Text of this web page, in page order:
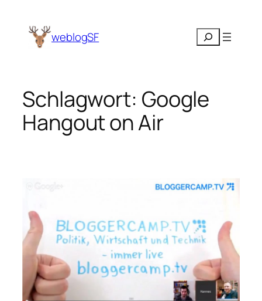
Inhalt
springen weblogSF Suchen
Schlagwort: Google
Hangout on Air